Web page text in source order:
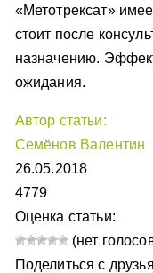
«Метотрексат»
стоит после
назначению.
ожидания.
Автор статьи:
Семёнов Валентин
26.05.2018
4779
Оценка статьи:
(нет
Поделиться с